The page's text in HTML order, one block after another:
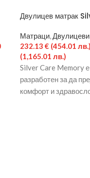
Двулицев матрак
Матраци,
232.13 € (454.01 лв.)
(1,165.01 лв.)
Silver Care Memory
разработен за да
комфорт и